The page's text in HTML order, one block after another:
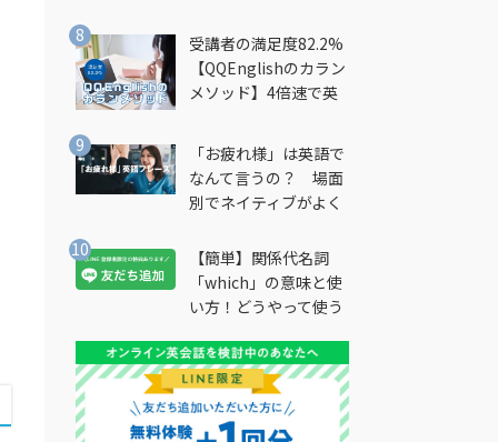
受講者の満足度82.2%
【QQEnglishのカラン
メソッド】4倍速で英
法とは？
「お疲れ様」は英語で
なんて言うの？ 場面
別でネイティブがよく
説
【簡単】関係代名詞
「which」の意味と使
い方！どうやって使う